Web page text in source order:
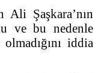
Şaşkara’nın
ve bu nedenle
iddia